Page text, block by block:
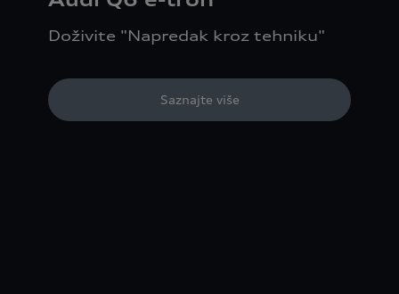
Doživite "Napredak kroz tehniku"
Saznajte više